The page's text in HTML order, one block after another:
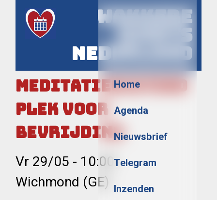
Wakkere
Events
Nederland
Menu
Home
Agenda
Nieuwsbrief
Telegram
Inzenden
Meditatieochtend
Plek voor
Bevrijding
Vr 29/05 - 10:00
Wichmond (GE)